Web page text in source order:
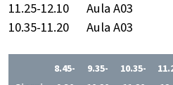
11.25-12.10
Aula A03
10.35-11.20
Aula A03
8.45-
9.35-
10.35-